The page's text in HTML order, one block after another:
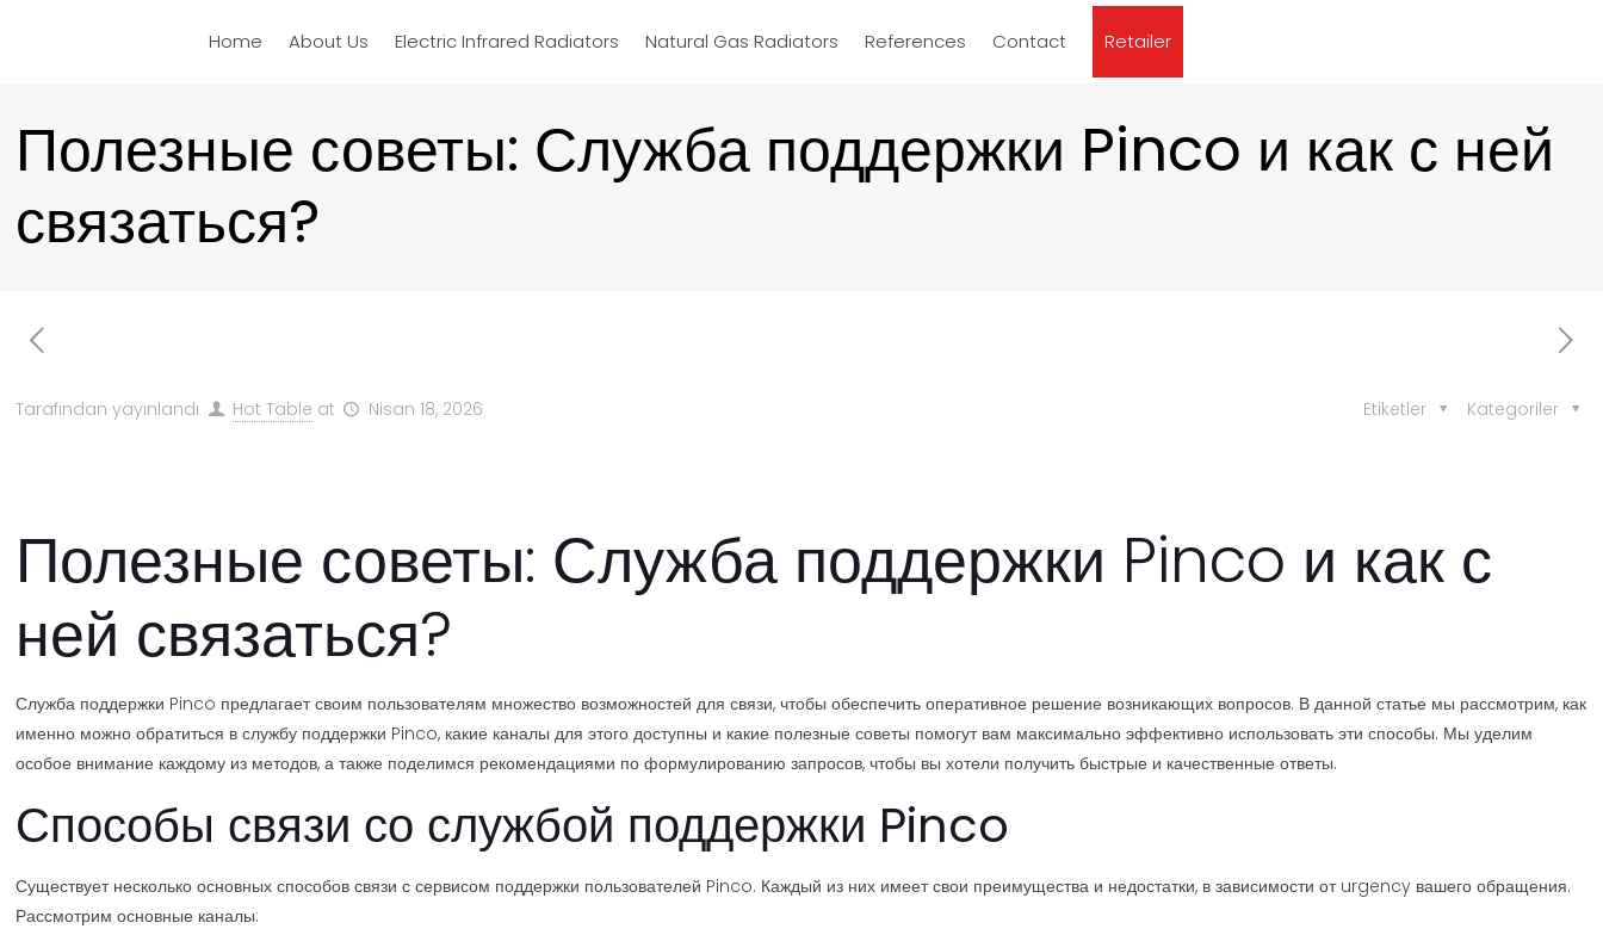
Home About Us Electric Infrared Radiators Natural Gas Radiators References Contact Retailer
Полезные советы: Служба поддержки Pinco и как с ней
связаться?
Tarafından yayınlandı Hot Table at Nisan 18, 2026 Kategoriler
Etiketler
Полезные советы: Служба поддержки Pinco и как с
ней связаться?
Служба поддержки Pinco предлагает своим пользователям множество возможностей для связи, чтобы обеспечить оперативное решение возникающих вопросов. В данной статье мы рассмотрим, как
именно можно обратиться в службу поддержки Pinco, какие каналы для этого доступны и какие полезные советы помогут вам максимально эффективно использовать эти способы. Мы уделим
особое внимание каждому из методов, а также поделимся рекомендациями по формулированию запросов, чтобы вы хотели получить быстрые и качественные ответы.
Способы связи со службой поддержки Pinco
Существует несколько основных способов связи с сервисом поддержки пользователей Pinco. Каждый из них имеет свои преимущества и недостатки, в зависимости от urgency вашего обращения.
Рассмотрим основные каналы: